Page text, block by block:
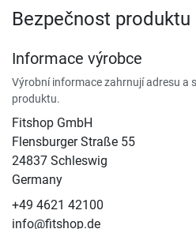
Bezpečnost produktu
Informace výrobce
Výrobní informace zahrnují adresu a
produktu.
Fitshop GmbH
Flensburger Straße 55
24837 Schleswig
Germany
+49 4621 42100
info@fitshop.de